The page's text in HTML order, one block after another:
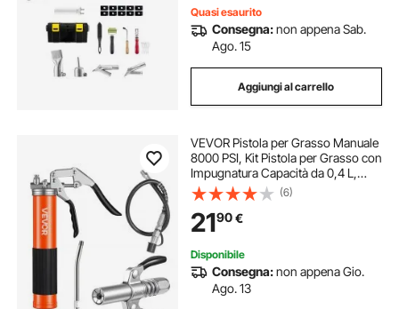
Quasi esaurito
Consegna:non appena Sab.
Ago. 15
Aggiungi al carrello
VEVOR Pistola per Grasso Manuale
8000 PSI, Kit Pistola per Grasso con
Impugnatura Capacità da 0,4 L,
Tubo Flessibile da 46 cm, Giunto
per Grasso, Tubo Rigido di
Prolunga Ugello per Auto Nautica
(6)
2190€
Disponibile
Consegna:non appena Gio.
Ago. 13